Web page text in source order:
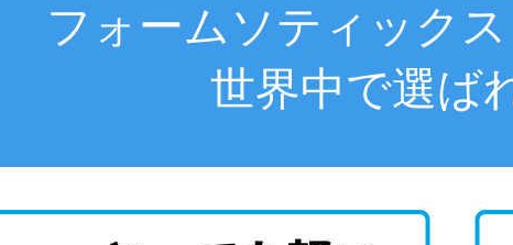
フォームソティック
世界中で選ば